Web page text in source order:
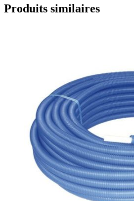
Produits similaires